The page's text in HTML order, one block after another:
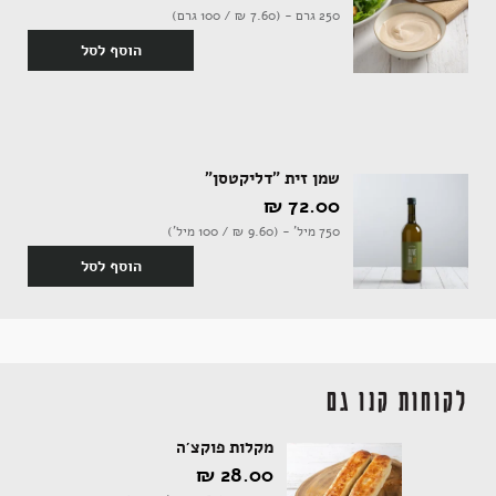
250 גרם - (7.60 ‏₪ / 100 גרם)
הוסף לסל
שמן זית "דליקטסן"
72.00 ‏₪
750 מיל' - (9.60 ‏₪ / 100 מיל')
הוסף לסל
לקוחות קנו גם
מקלות פוקצ'ה
28.00 ‏₪
ספרים ומוצרי נייר